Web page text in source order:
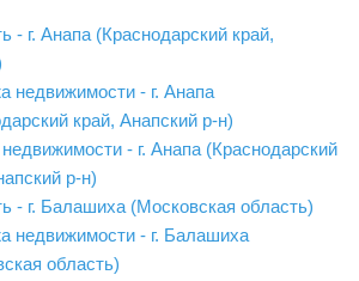
- г. Анапа
край, Анапский р-н)
- г. Анапа (Краснодарский
р-н)
Недвижимость - г. Балашиха (Московская область)
- г. Балашиха
область)